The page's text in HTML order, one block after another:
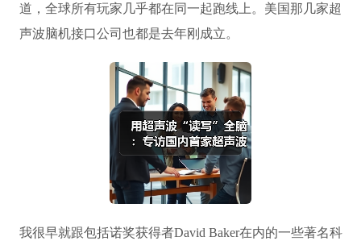
道，全球所有玩家几乎都在同一起跑线上。美国那几家超
声波脑机接口公司也都是去年刚成立。
我很早就跟包括诺奖获得者David Baker在内的一些著名科